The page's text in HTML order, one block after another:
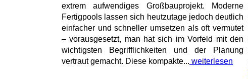
extrem aufwendiges Großbauprojekt. Moderne
Fertigpools lassen sich heutzutage jedoch deutlich
einfacher und schneller umsetzen als oft vermutet
– vorausgesetzt, man hat sich im Vorfeld mit den
wichtigsten Begrifflichkeiten und der Planung
vertraut gemacht. Diese kompakte... weiterlesen